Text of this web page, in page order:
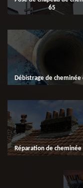
65
Débistrage de cheminée
Réparation de cheminée